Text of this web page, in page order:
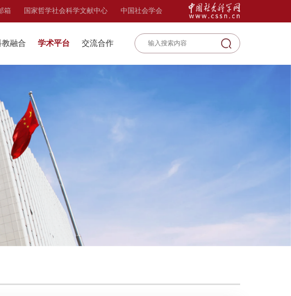
箱 国家哲学社会科学文献中心 中国社会学会
教融合 学术平台 交流合作